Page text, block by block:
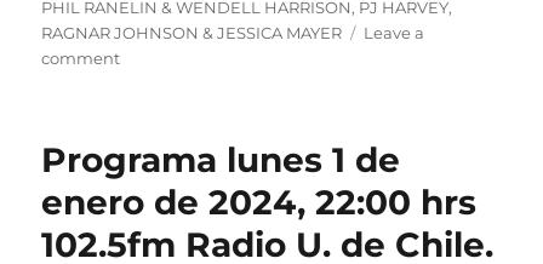
PHIL RANELIN & WENDELL HARRISON, PJ HARVEY,
RAGNAR JOHNSON & JESSICA MAYER
Leave a
commenton
1
de
enero
de
Programa lunes 1 de
enero de 2024, 22:00 hrs
102.5fm Radio U. de Chile.